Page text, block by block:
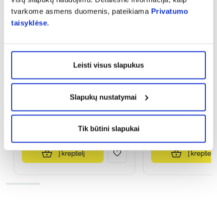
tvarkome asmens duomenis, pateikiama Privatumo
taisyklėse.
Leisti visus slapukus
Slapukų nustatymai
Tik būtini slapukai
GLAMOUR EVERYLASH,
juodos spalvos, 11 ml
1,51 € 3,03 €
% PAPILDOMA NUOLAIDA
Į krepšelį
1,30 € 2,61 €
Į krepšelį